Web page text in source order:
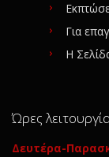
Για
Η
Ώρες
Δευτέρα-